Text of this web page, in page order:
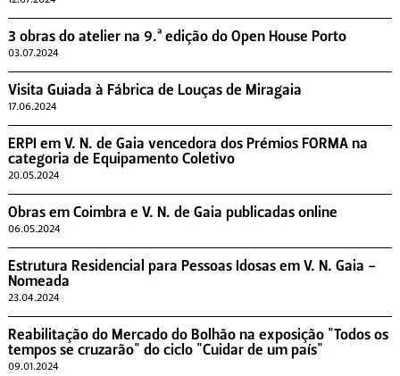
3 obras do atelier na 9.ª edição do Open House Porto
03.07.2024
Visita Guiada à Fábrica de Louças de Miragaia
17.06.2024
ERPI em V. N. de Gaia vencedora dos Prémios FORMA na
categoria de Equipamento Coletivo
20.05.2024
Obras em Coimbra e V. N. de Gaia publicadas online
06.05.2024
Estrutura Residencial para Pessoas Idosas em V. N. Gaia -
Nomeada
23.04.2024
Reabilitação do Mercado do Bolhão na exposição "Todos os
tempos se cruzarão" do ciclo "Cuidar de um país"
09.01.2024